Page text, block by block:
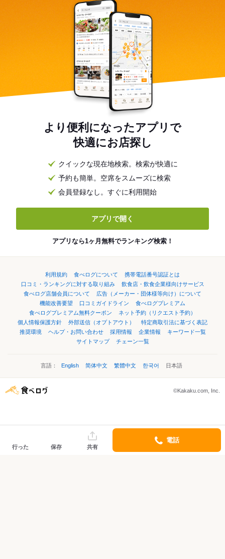
より便利になったアプリで
快適にお店探し
クイックな現在地検索。検索が快適に
予約も簡単。空席をスムーズに検索
会員登録なし。すぐに利用開始
アプリで開く
アプリなら1ヶ月無料でランキング検索！
利用規約 食べログについて
携帯電話番号認証とは
口コミ・ランキングに対する取り組み
飲食店・飲食企業様向けサービス
食べログ店舗会員について
広告（メーカー・団体様等向け）について
機能改善要望
口コミガイドライン
食べログプレミアム
食べログプレミアム無料クーポン
ネット予約（リクエスト予約）
個人情報保護方針
外部送信（オプトアウト）
特定商取引法に基づく表記
推奨環境
ヘルプ・お問い合わせ 採用情報 企業情報
キーワード一覧
サイトマップ
チェーン一覧
言語： English 简体中文 繁體中文 한국어 日本語
©Kakaku.com, Inc.
行った 保存 共有
電話